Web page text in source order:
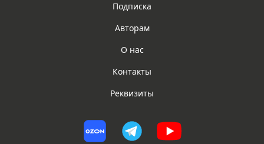
Подписка
Авторам
О нас
Контакты
Реквизиты